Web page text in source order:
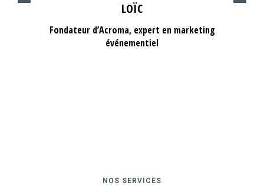
LOÏC
Fondateur d’Acroma, expert en marketing
événementiel
NOS SERVICES